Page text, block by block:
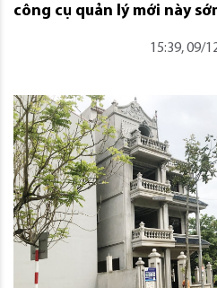
công cụ quản lý mới này
15:39, 09/